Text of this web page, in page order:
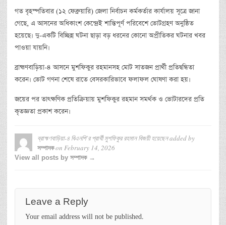
গত বৃহস্পতিবার (১২ ফেব্রুয়ারি) জেলা নির্বাচন কর্মকর্তার কার্যালয় সূত্রে জানা
গেছে, এ আসনের অধিকাংশ কেন্দ্রেই শান্তিপূর্ণ পরিবেশে ভোটগ্রহণ অনুষ্ঠিত
হয়েছে। দু-একটি বিচ্ছিন্ন ঘটনা ছাড়া বড় ধরনের কোনো অপ্রীতিকর ঘটনার খবর
পাওয়া যায়নি।
ব্রাহ্মণবাড়িয়া-৪ আসনে মুশফিকুর রহমানসহ মোট সাতজন প্রার্থী প্রতিদ্বন্ধিতা
করেন। ভোট গণনা শেষে রাতে বেসরকারিভাবে ফলাফল ঘোষণা করা হয়।
জয়ের পর তাৎক্ষণিক প্রতিক্রিয়ায় মুশফিকুর রহমান সমর্থক ও ভোটারদের প্রতি
কৃতজ্ঞতা প্রকাশ করেন।
ব্রাহ্মণবাড়িয়া-৪ বিএনপি’র প্রার্থী মুশফিকুর রহমান বিজয়ী হয়েছেনadded by
সম্পাদকon February 14, 2026
View all posts by সম্পাদক →
Leave a Reply
Your email address will not be published.